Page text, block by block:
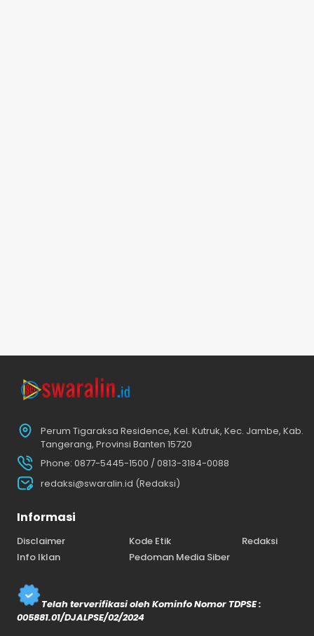
Perum Tigaraksa Residence, Kel. Kutruk, Kec. Jambe, Kab.
Tangerang, Provinsi Banten 15720
Phone: 0877-5445-1500 / 0813-3184-0088
redaksi@swaralin.id (Redaksi)
Informasi
Disclaimer Kode Etik
Redaksi
Info Iklan
Pedoman Media Siber
Telah terverifikasi oleh Kominfo Nomor TDPSE :
005881.01/DJALPSE/02/2024